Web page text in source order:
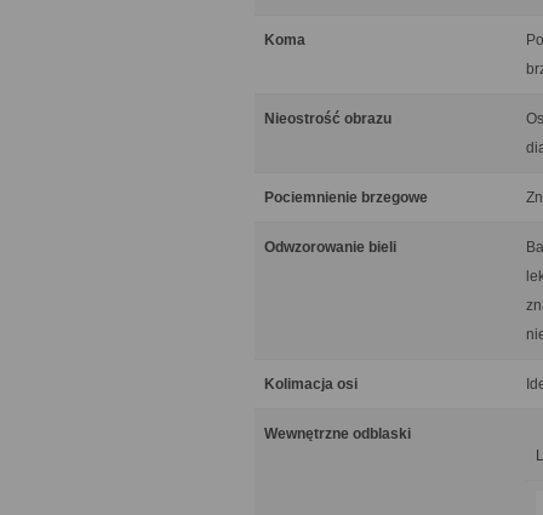
Koma
Nieostrość obrazu
Pociemnienie brzegowe
Odwzorowanie bieli
Kolimacja osi
Wewnętrzne odblaski